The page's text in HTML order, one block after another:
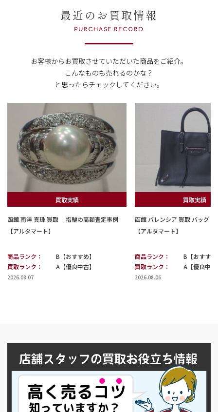
最近のお買取情報
PURCHASE RECORD
お客様からお買取させていただいた商品をご紹介。
こんなものも売れるのかな？
と思ったらチェックしてください。
買取実績
函館 南洋 真珠 買取 ｜指輪の高額査定事例
【アルタマート】
商品ランク：
B【おすすめ】
買取ランク：
A【優良中古】
2026.08.07
買取実績
函館 バレンシア 買取 バッグ｜
【アルタマート】
商品ランク：
B【おすすめ
買取ランク：
A【優良中古
2026.08.06